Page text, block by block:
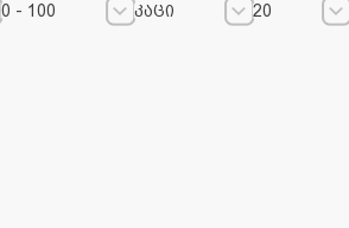
0 - 100 კაცი
20